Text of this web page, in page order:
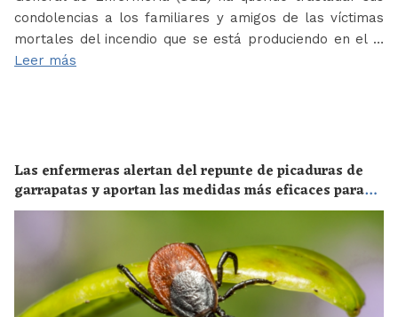
condolencias a los familiares y amigos de las víctimas
mortales del incendio que se está produciendo en el …
Leer más
Las enfermeras alertan del repunte de picaduras de
garrapatas y aportan las medidas más eficaces para
evitar las enfermedades derivadas